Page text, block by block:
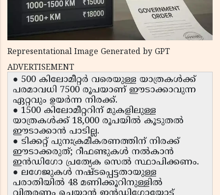
Representational Image Generated by GPT
ADVERTISEMENT
● 500 കിലോമീറ്റർ വരെയുള്ള യാത്രകൾക്ക്
പരമാവധി 7500 രൂപയാണ് ഈടാക്കാവുന്ന
ഏറ്റവും ഉയർന്ന നിരക്ക്.
● 1500 കിലോമീറ്ററിന് മുകളിലുള്ള
യാത്രകൾക്ക് 18,000 രൂപയിൽ കൂടുതൽ
ഈടാക്കാൻ പാടില്ല.
● ടിക്കറ്റ് പുനഃക്രമീകരണത്തിന് നിരക്ക്
ഈടാക്കരുത്; റീഫണ്ടുകൾ നൽകാൻ
ഇൻഡിഗോ പ്രത്യേക സെൽ സ്ഥാപിക്കണം.
● ലഗേജുകൾ നഷ്‌ടപ്പെട്ടതായുള്ള
പരാതിയിൽ 48 മണിക്കൂറിനുള്ളിൽ